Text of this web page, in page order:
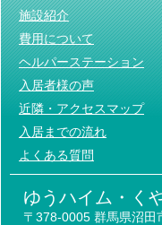
施設紹介
費用について
ヘルパーステーション
入居者様の声
近隣・アクセスマップ
入居までの流れ
よくある質問
ゆうハイム・く
〒378-0005 群馬県沼